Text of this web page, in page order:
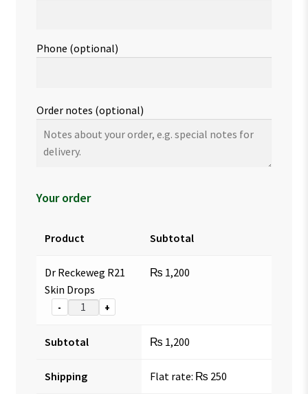
Phone (optional)
Order notes (optional)
Your order
Product Subtotal
Dr Reckeweg R21
Skin Drops
- +
₨ 1,200
Subtotal ₨ 1,200
Shipping Flat rate: ₨ 250